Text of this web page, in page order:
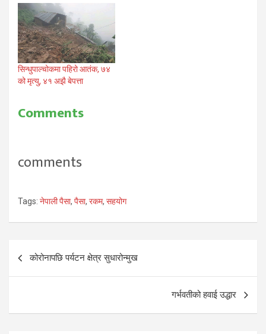
सिन्धुपाल्चोकमा पहिरो आतंक, ७४
को मृत्यु, ४१ अझै बेपत्ता
Comments
comments
Tags: नेपाली पैसा, पैसा, रकम, सहयोग
Post
navigation
कोरोनापछि पर्यटन क्षेत्र सुधारोन्मुख
गर्भवतीको हवाई उद्धार